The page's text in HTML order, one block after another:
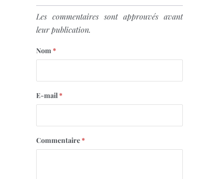
Les commentaires sont approuvés avant
leur publication.
Nom*
E-mail*
Commentaire*